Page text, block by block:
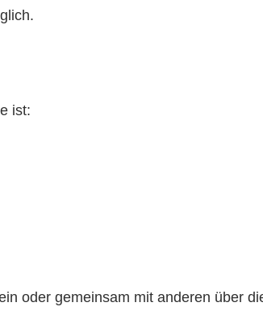
ist:
oder gemeinsam mit anderen über